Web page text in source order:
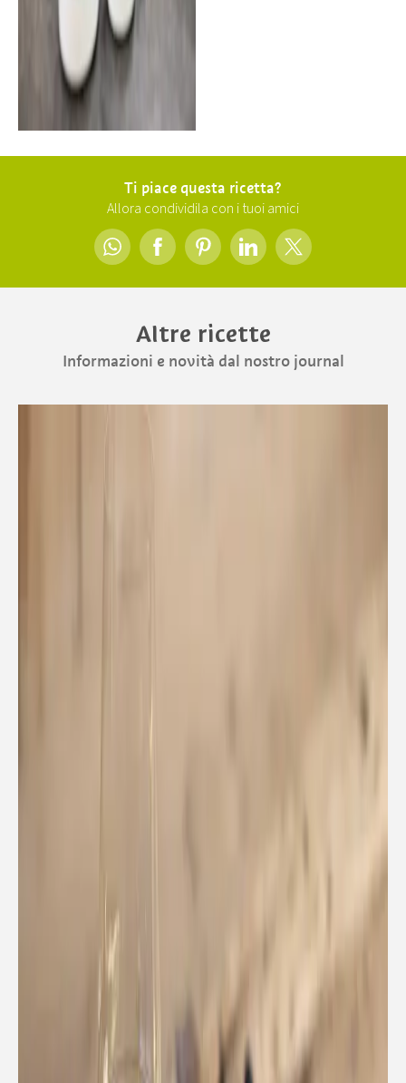
Ti piace questa ricetta?
Allora condividila con i tuoi amici
Altre ricette
Informazioni e novità dal nostro journal